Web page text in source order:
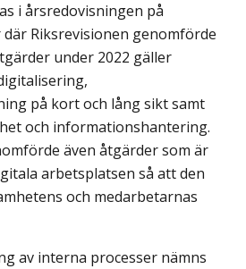
i årsredovisningen på
Riks­revisionen genomförde
under 2022 gäller
på kort och lång sikt samt
och informationshantering.
även åtgärder som är
arbetsplatsen så att den
och medarbetarnas
av interna processer nämns